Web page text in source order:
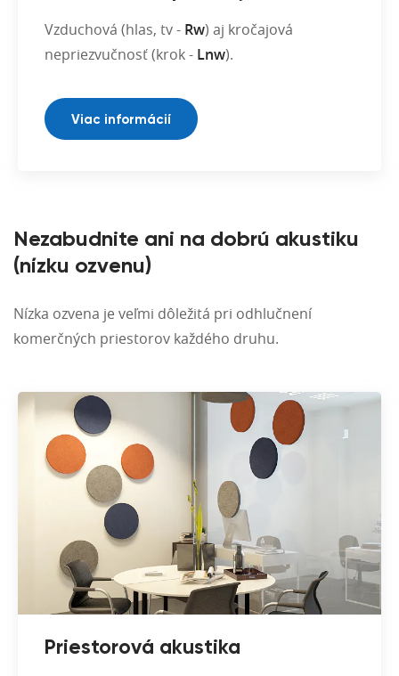
Vzduchová (hlas, tv - Rw) aj kročajová
nepriezvučnosť (krok - Lnw).
Viac informácií
Nezabudnite ani na dobrú akustiku
(nízku ozvenu)
Nízka ozvena je veľmi dôležitá pri odhlučnení
komerčných priestorov každého druhu.
Priestorová akustika